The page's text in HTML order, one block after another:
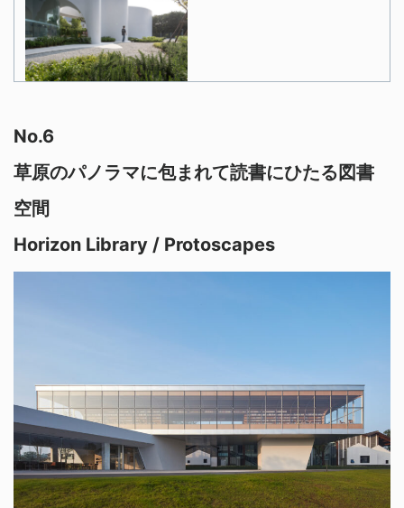
No.6
草原のパノラマに包まれて読書にひたる図書
空間
Horizon Library / Protoscapes